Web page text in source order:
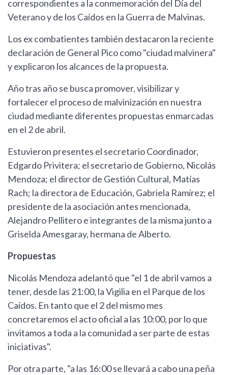
correspondientes a la conmemoración del Día del
Veterano y de los Caídos en la Guerra de Malvinas.
Los ex combatientes también destacaron la reciente
declaración de General Pico como "ciudad malvinera"
y explicaron los alcances de la propuesta.
Año tras año se busca promover, visibilizar y
fortalecer el proceso de malvinización en nuestra
ciudad mediante diferentes propuestas enmarcadas
en el 2 de abril.
Estuvieron presentes el secretario Coordinador,
Edgardo Privitera; el secretario de Gobierno, Nicolás
Mendoza; el director de Gestión Cultural, Matías
Rach; la directora de Educación, Gabriela Ramírez; el
presidente de la asociación antes mencionada,
Alejandro Pellitero e integrantes de la misma junto a
Griselda Amesgaray, hermana de Alberto.
Propuestas
Nicolás Mendoza adelantó que "el 1 de abril vamos a
tener, desde las 21:00, la Vigilia en el Parque de los
Caídos. En tanto que el 2 del mismo mes
concretaremos el acto oficial a las 10:00, por lo que
invitamos a toda a la comunidad a ser parte de estas
iniciativas".
Por otra parte, "a las 16:00 se llevará a cabo una peña